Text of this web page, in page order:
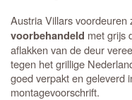
Austria Villars voordeuren
voorbehandeld met grijs
aflakken van de deur
tegen het grillige
goed verpakt en geleverd
montagevoorschrift.